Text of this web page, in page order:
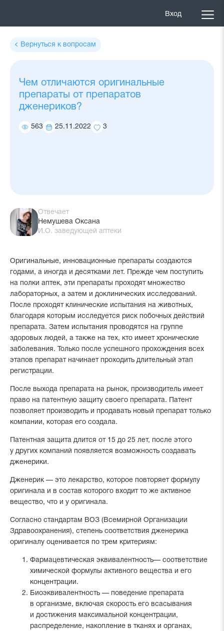
Вход
Вернуться к вопросам
Чем отличаются оригинальные
препараты от препаратов
дженериков?
Количество
563
Дата
25.11.2022
Количество
3
Оригинальные, инновационные препараты создаются
годами, а иногда и десятками лет. Прежде чем поступить
на полки аптек, эти препараты проходят множество
лабораторных, а затем и доклинических исследований.
После проходят клинические испытания на животных,
благодаря которым исследуется риск побочных действий
препарата. Затем испытания проводятся на группе
здоровых людей, а также на тех, кто имеет хронические
заболевания. Только после успешного прохождения всех
этапов препарат начинает проходить длительный этап
регистрации.
После выхода препарата на рынок, производитель имеет
право на патентную защиту своего препарата. Патент
позволяет производить и продавать новый препарат только
компании, которая его создала.
Патентная защита длится от 15 до 25 лет, после этого
у других компаний появляется возможность создавать
дженерики.
Дженерик — это лекарство, которое повторяет формулу
оригинала и в состав которого входит то же активное
вещество, что и у оригинала.
Согласно стандартам ВОЗ (Всемирной Организации
Здравоохранения), степень соответствия дженерика
оригиналу оценивается по трем критериям:
Фармацевтическая эквивалентность— соответствие
химической формулы активного вещества и его
концентрации.
Биоэквивалентность — поведение препарата
в организме, включая скорость его всасывания
и достижения максимальной концентрации,
распределение, накопление в тканях и органах,
Отвечает
Немушева Оксана
И.О. заведующей аптеки